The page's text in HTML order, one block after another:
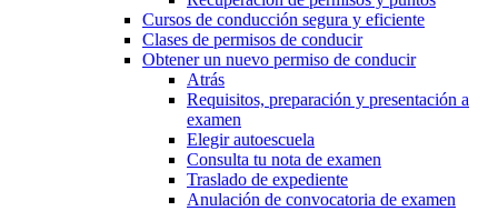
Cursos de conducción segura y eficiente
Clases de permisos de conducir
Obtener un nuevo permiso de conducir
Atrás
Requisitos, preparación y presentación a
examen
Elegir autoescuela
Consulta tu nota de examen
Traslado de expediente
Anulación de convocatoria de examen